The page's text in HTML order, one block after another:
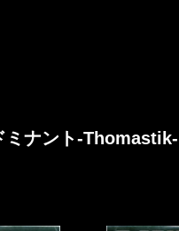
ミナント-Thomastik-